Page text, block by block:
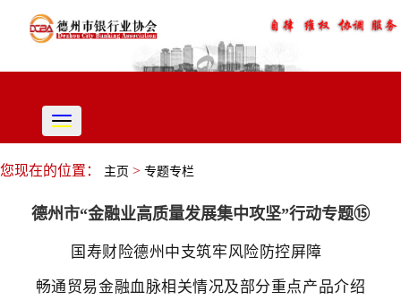
切
换
航
您现在的位置： 主页 > 专题专栏
德州市“金融业高质量发展集中攻坚”行动专题⑮
国寿财险德州中支筑牢风险防控屏障
畅通贸易金融血脉相关情况及部分重点产品介绍